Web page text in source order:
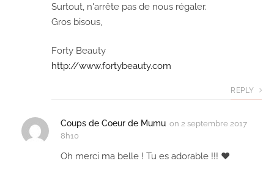
Surtout, n'arrête pas de nous régaler.
Gros bisous,
Forty Beauty
http://www.fortybeauty.com
REPLY
Coups de Coeur de Mumu on 2 septembre 2017
8h10
Oh merci ma belle ! Tu es adorable !!! ♥